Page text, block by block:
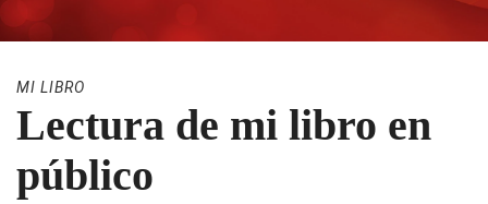
MI LIBRO
Lectura de mi libro en
público